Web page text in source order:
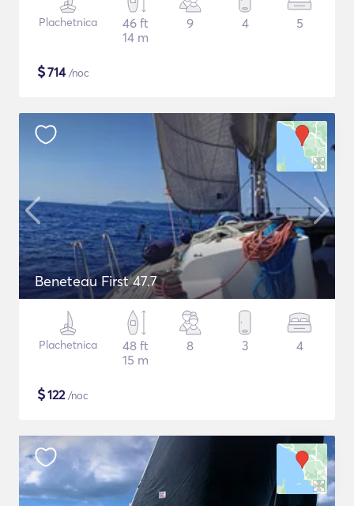
Plachetnica
46 ft
14 m
9 4 5
$714/noc
Beneteau First 47.7
Plachetnica
48 ft
15 m
8 3 4
$122/noc